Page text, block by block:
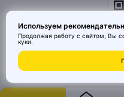
© 2026 MAI HE MAI.
Китая по ценам
Используем
Продолжая работу с сайтом, Вы
куки.